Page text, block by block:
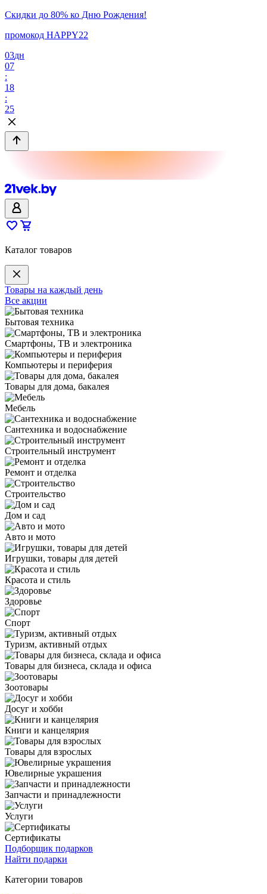
Скидки до 80% ко Дню Рождения!
промокод HAPPY22
03дн
07
:
18
:
25
Каталог товаров
Товары на каждый день
Все акции
Бытовая техника
Смартфоны, ТВ и электроника
Компьютеры и периферия
Товары для дома, бакалея
Мебель
Сантехника и водоснабжение
Строительный инструмент
Ремонт и отделка
Строительство
Дом и сад
Авто и мото
Игрушки, товары для детей
Красота и стиль
Здоровье
Спорт
Туризм, активный отдых
Товары для бизнеса, склада и офиса
Зоотовары
Досуг и хобби
Книги и канцелярия
Товары для взрослых
Ювелирные украшения
Запчасти и принадлежности
Услуги
Сертификаты
Подборщик подарков
Найти подарки
Категории товаров